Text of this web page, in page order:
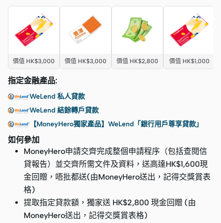
價值 HK$3,000 價值 HK$3,000 價值 HK$2,800 價值 HK$1,000
指定金融產品:
WeLend 私人貸款
WeLend 結餘轉戶貸款
【MoneyHero獨家產品】WeLend「銀行用戶尊享貸款」
如何參加
MoneyHero申請交齊完成整個申請程序（包括查閱信
貸報告）並交齊所需文件及資料，送高達HK$1,600現
金回贈，唔批都送(由MoneyHero送出，記得交獎賞表
格)
提取指定貸款額，獨家送 HK$2,800 現金回贈 (由
MoneyHero送出，記得交獎賞表格)